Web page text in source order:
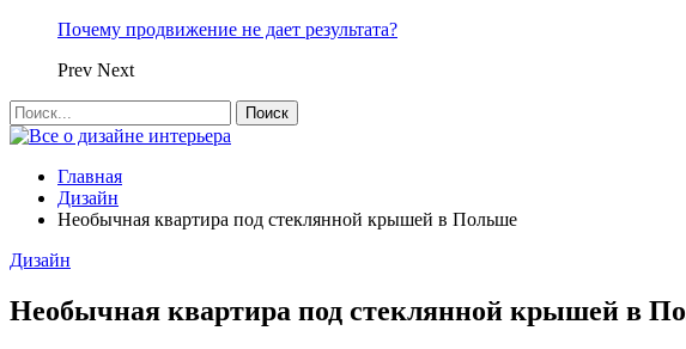
Почему продвижение не дает результата?
Prev Next
Главная
Дизайн
Необычная квартира под стеклянной крышей в Польше
Дизайн
Необычная квартира под стеклянной крышей в